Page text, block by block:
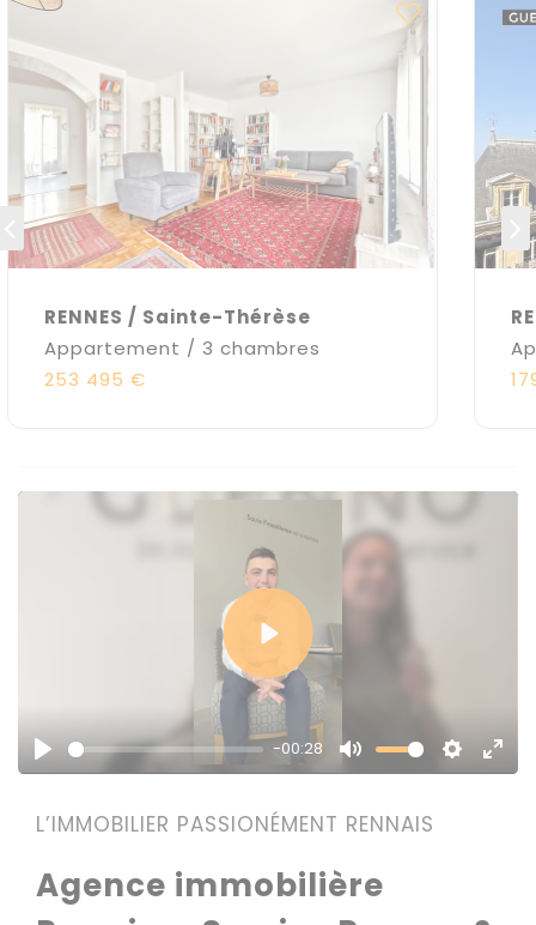
RENNES / Sainte-Thérèse
Appartement / 3 chambres
253 495 €
Play
-00:28
Mute Settings
Enter
Play
L’IMMOBILIER PASSIONÉMENT RENNAIS
Agence immobilière